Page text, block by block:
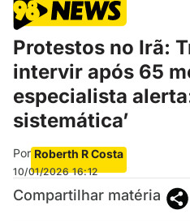
Protestos no Irã:
intervir após 65
especialista
sistemática’
Por Roberth R Costa
10/01/2026 16:12
Compartilhar matéria